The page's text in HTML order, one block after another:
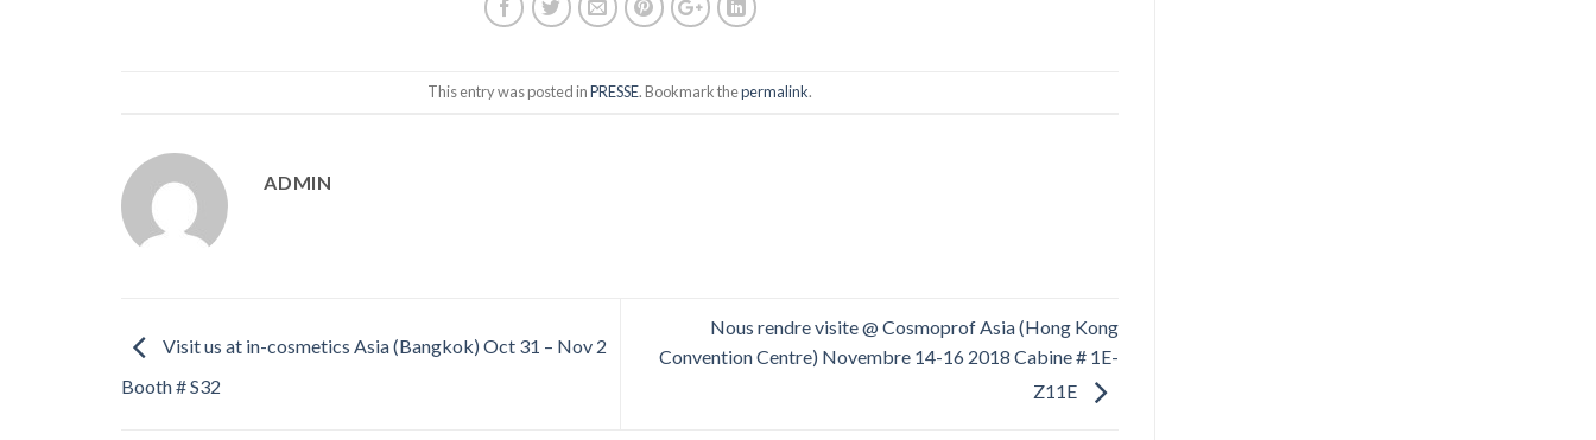
This entry was posted inPRESSE. Bookmark thepermalink.
ADMIN
Visit us at in-cosmetics Asia (Bangkok) Oct 31 – Nov 2
Booth # S32
Nous rendre visite @ Cosmoprof Asia (Hong Kong
Convention Centre) Novembre 14-16 2018 Cabine # 1E-
Z11E